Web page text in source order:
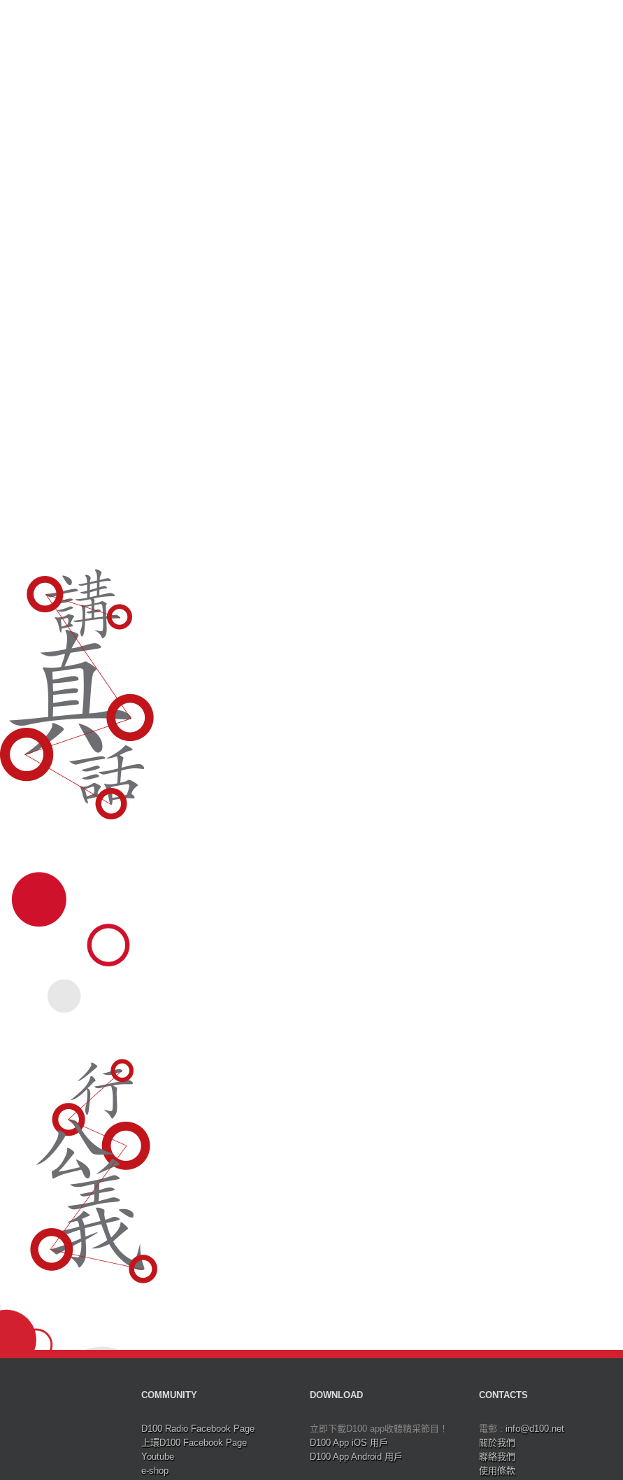
COMMUNITY
D100 Radio Facebook Page
上環D100 Facebook Page
Youtube
e-shop
DOWNLOAD
立即下載D100 app收聽精采節目！
D100 App iOS 用戶
D100 App Android 用戶
CONTACTS
電郵 : info@d100.net
關於我們
聯絡我們
使用條款